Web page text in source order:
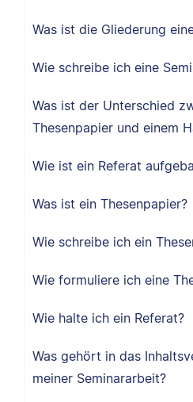
Was ist die Gliederung
Wie schreibe ich eine
Was ist der Unterschied
Thesenpapier und einem
Wie ist ein Referat
Was ist ein Thesenpapier?
Wie schreibe ich ein
Wie formuliere ich eine
Wie halte ich ein Referat?
Was gehört in das
meiner Seminararbeit?